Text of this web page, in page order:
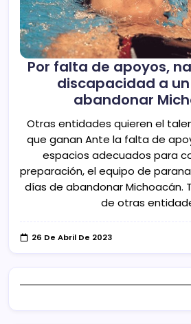
Por falta de apoyos,
discapacidad a
abandonar
Otras entidades quieren el
que ganan Ante la falta de
espacios adecuados para
preparación, el equipo de
días de abandonar Michoacán.
de otras
26 De Abril De 2023